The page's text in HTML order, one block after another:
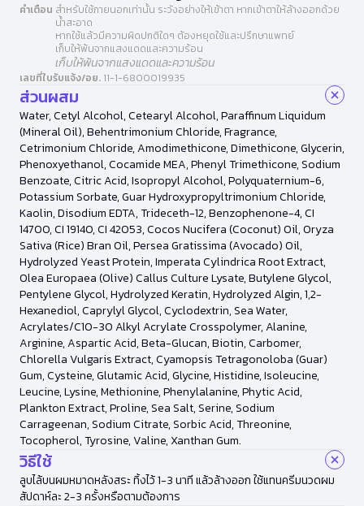
คำเตือน สำหรับใช้ภายนอกเท่านั้น ระวังอย่างให้เข้าตา หากเข้าตาให้ล้างออกด้วย
น้ำสะอาด
หากใช้แล้วมีความผิดปกติใดๆ ต้องหยุดใช้และปรึกษาแพทย์
เก็บให้พ้นจากแสงแดดและความร้อน
เก็บให้พ้นจากแสงแดดและความร้อน
เลขที่ใบรับแจ้ง/อย. 11-1-6800019935
ส่วนผสม
Water, Cetyl Alcohol, Cetearyl Alcohol, Paraffinum Liquidum
(Mineral Oil), Behentrimonium Chloride, Fragrance,
Cetrimonium Chloride, Amodimethicone, Dimethicone, Glycerin,
Phenoxyethanol, Cocamide MEA, Phenyl Trimethicone, Sodium
Benzoate, Citric Acid, Isopropyl Alcohol, Polyquaternium-6,
Potassium Sorbate, Guar Hydroxypropyltrimonium Chloride,
Kaolin, Disodium EDTA, Trideceth-12, Benzophenone-4, CI
14700, CI 19140, CI 42053, Cocos Nucifera (Coconut) Oil, Oryza
Sativa (Rice) Bran Oil, Persea Gratissima (Avocado) Oil,
Hydrolyzed Yeast Protein, Imperata Cylindrica Root Extract,
Olea Europaea (Olive) Callus Culture Lysate, Butylene Glycol,
Pentylene Glycol, Hydrolyzed Keratin, Hydrolyzed Algin, 1,2-
Hexanediol, Caprylyl Glycol, Cyclodextrin, Sea Water,
Acrylates/C10-30 Alkyl Acrylate Crosspolymer, Alanine,
Arginine, Aspartic Acid, Beta-Glucan, Biotin, Carbomer,
Chlorella Vulgaris Extract, Cyamopsis Tetragonoloba (Guar)
Gum, Cysteine, Glutamic Acid, Glycine, Histidine, Isoleucine,
Leucine, Lysine, Methionine, Phenylalanine, Phytic Acid,
Plankton Extract, Proline, Sea Salt, Serine, Sodium
Carrageenan, Sodium Citrate, Sorbic Acid, Threonine,
Tocopherol, Tyrosine, Valine, Xanthan Gum.
วิธีใช้
ลูบไล้บนผมหมาดหลังสระ ทิ้งไว้ 1-3 นาที แล้วล้างออก ใช้แทนครีมนวดผม
สัปดาห์ละ 2-3 ครั้งหรือตามต้องการ